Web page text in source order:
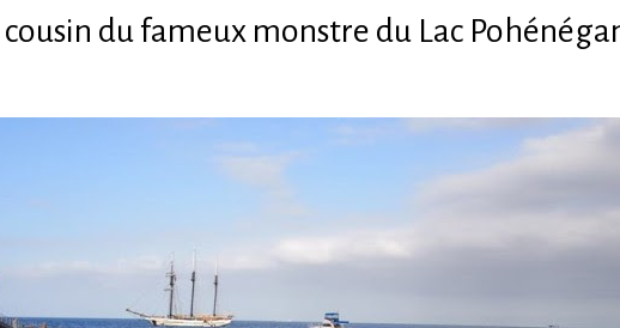
du fameux monstre du Lac